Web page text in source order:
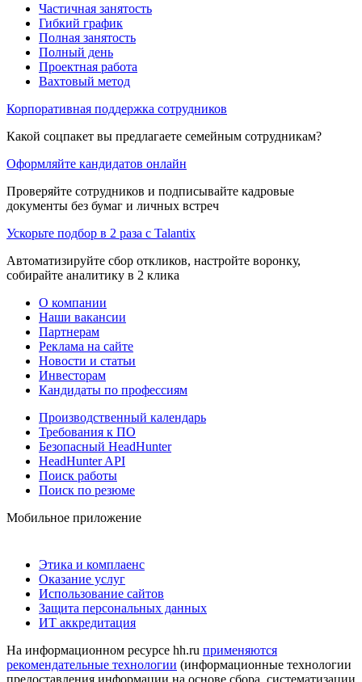
Частичная занятость
Гибкий график
Полная занятость
Полный день
Проектная работа
Вахтовый метод
Корпоративная поддержка сотрудников
Какой соцпакет вы предлагаете семейным сотрудникам?
Оформляйте кандидатов онлайн
Проверяйте сотрудников и подписывайте кадровые
документы без бумаг и личных встреч
Ускорьте подбор в 2 раза с Talantix
Автоматизируйте сбор откликов, настройте воронку,
собирайте аналитику в 2 клика
О компании
Наши вакансии
Партнерам
Реклама на сайте
Новости и статьи
Инвесторам
Кандидаты по профессиям
Производственный календарь
Требования к ПО
Безопасный HeadHunter
HeadHunter API
Поиск работы
Поиск по резюме
Мобильное приложение
Этика и комплаенс
Оказание услуг
Использование сайтов
Защита персональных данных
ИТ аккредитация
На информационном ресурсе hh.ru применяются
рекомендательные технологии (информационные технологии
предоставления информации на основе сбора, систематизации